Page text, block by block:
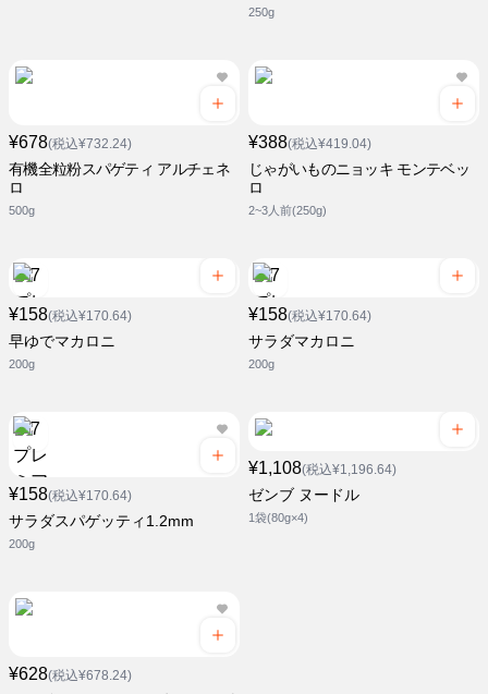
250g
¥678(税込¥732.24)
有機全粒粉スパゲティ アルチェネ
ロ
500g
¥388(税込¥419.04)
じゃがいものニョッキ モンテベッ
ロ
2~3人前(250g)
¥158(税込¥170.64)
早ゆでマカロニ
200g
¥158(税込¥170.64)
サラダマカロニ
200g
¥158(税込¥170.64)
サラダスパゲッティ1.2mm
200g
¥1,108(税込¥1,196.64)
ゼンブ ヌードル
1袋(80g×4)
¥628(税込¥678.24)